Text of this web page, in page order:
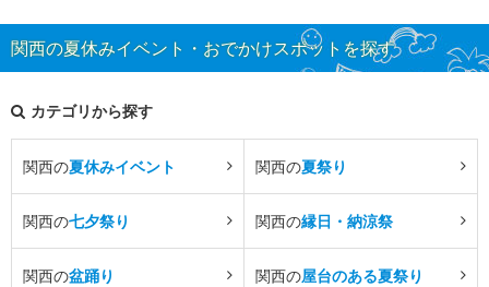
関西の夏休みイベント・おでかけスポットを探す
カテゴリから探す
関西の夏休みイベント 関西の夏祭り
関西の七夕祭り 関西の縁日・納涼祭
関西の盆踊り 関西の屋台のある夏祭り